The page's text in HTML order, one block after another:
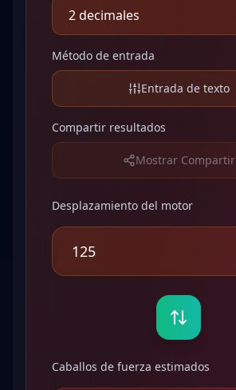
Método de entrada
Entrada de texto
Compartir resultados
Mostrar Compartir
Desplazamiento del motor
Caballos de fuerza estimados